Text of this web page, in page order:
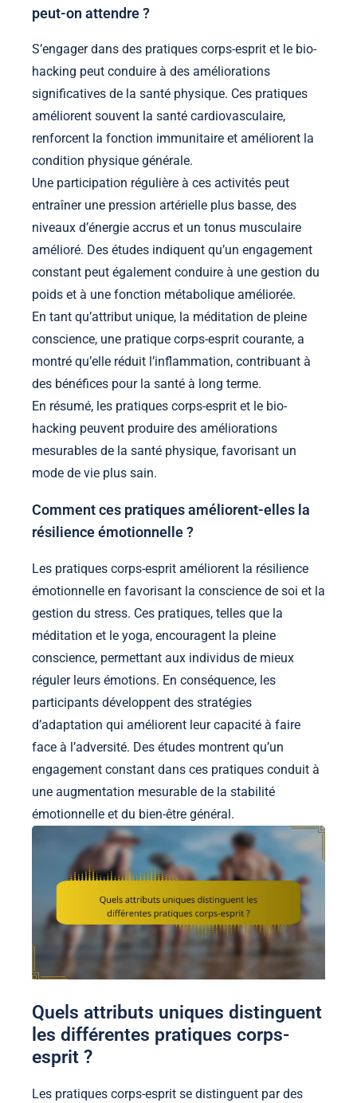
peut-on attendre ?
S’engager dans des pratiques corps-esprit et le bio-
hacking peut conduire à des améliorations
significatives de la santé physique. Ces pratiques
améliorent souvent la santé cardiovasculaire,
renforcent la fonction immunitaire et améliorent la
condition physique générale.
Une participation régulière à ces activités peut
entraîner une pression artérielle plus basse, des
niveaux d’énergie accrus et un tonus musculaire
amélioré. Des études indiquent qu’un engagement
constant peut également conduire à une gestion du
poids et à une fonction métabolique améliorée.
En tant qu’attribut unique, la méditation de pleine
conscience, une pratique corps-esprit courante, a
montré qu’elle réduit l’inflammation, contribuant à
des bénéfices pour la santé à long terme.
En résumé, les pratiques corps-esprit et le bio-
hacking peuvent produire des améliorations
mesurables de la santé physique, favorisant un
mode de vie plus sain.
Comment ces pratiques améliorent-elles la
résilience émotionnelle ?
Les pratiques corps-esprit améliorent la résilience
émotionnelle en favorisant la conscience de soi et la
gestion du stress. Ces pratiques, telles que la
méditation et le yoga, encouragent la pleine
conscience, permettant aux individus de mieux
réguler leurs émotions. En conséquence, les
participants développent des stratégies
d’adaptation qui améliorent leur capacité à faire
face à l’adversité. Des études montrent qu’un
engagement constant dans ces pratiques conduit à
une augmentation mesurable de la stabilité
émotionnelle et du bien-être général.
Quels attributs uniques distinguent
les différentes pratiques corps-
esprit ?
Les pratiques corps-esprit se distinguent par des